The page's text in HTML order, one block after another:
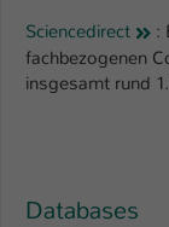
Sciencedirect
:
fachbezogenen
insgesamt rund
Databases